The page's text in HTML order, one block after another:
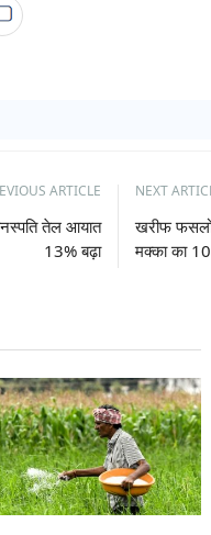
ARTICLE
तेल आयात
13% बढ़ा
NEXT
खरीफ
मक्का का
बाढ़
उन्नत